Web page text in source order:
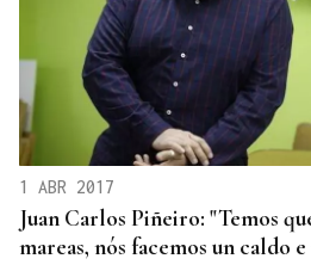
1 ABR 2017
Juan Carlos Piñeiro: "Temos
mareas, nós facemos un caldo